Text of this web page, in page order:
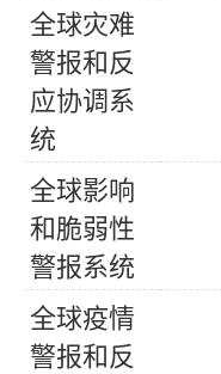
全球灾难
警报和 反
应协调 系
统
全球影响
和脆弱性
警报系统
全球疫情
警报和 反